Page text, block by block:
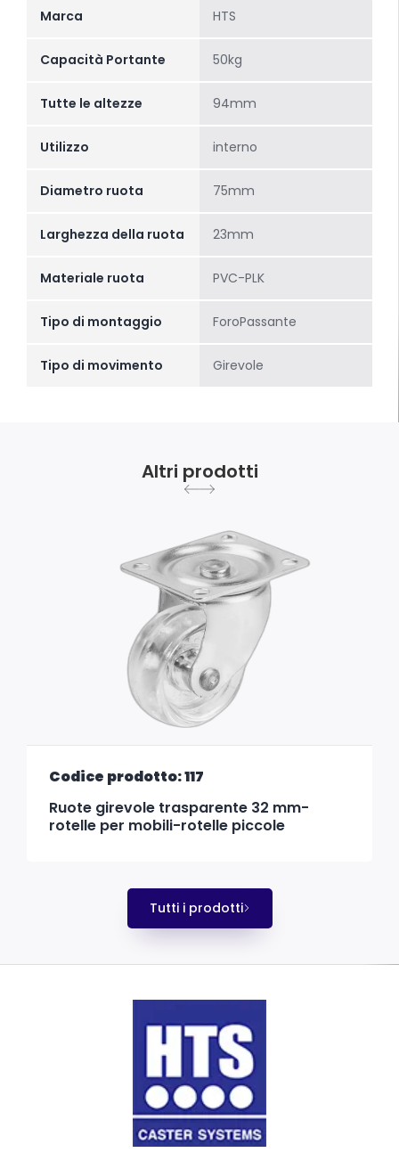
Marca HTS
Capacità Portante 50kg
Tutte le altezze 94mm
Utilizzo interno
Diametro ruota 75mm
Larghezza della ruota 23mm
Materiale ruota PVC-PLK
Tipo di montaggio ForoPassante
Tipo di movimento Girevole
Altri prodotti
Codice prodotto: 117
Ruote girevole trasparente 32 mm-
rotelle per mobili-rotelle piccole
Tutti i prodotti